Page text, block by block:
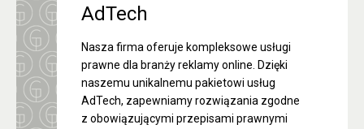
AdTech
Nasza firma oferuje kompleksowe usługi
prawne dla branży reklamy online. Dzięki
naszemu unikalnemu pakietowi usług
AdTech, zapewniamy rozwiązania zgodne
z obowiązującymi przepisami prawnymi